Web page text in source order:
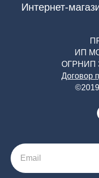
Интернет-
ИП
ОГРНИП
Договор
Email